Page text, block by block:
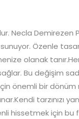
Necla Demirezen
Özenle
olanak
Bu değişim
önemli bir dönüm
tarzınızı
hissetmek için bu